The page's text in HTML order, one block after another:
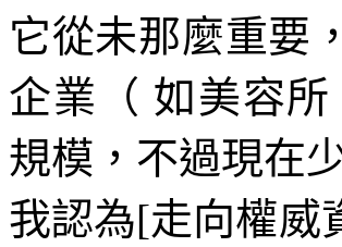
它從未那麼重要
企業（ 如美容所
規模，不過現在
我認為[走向權威